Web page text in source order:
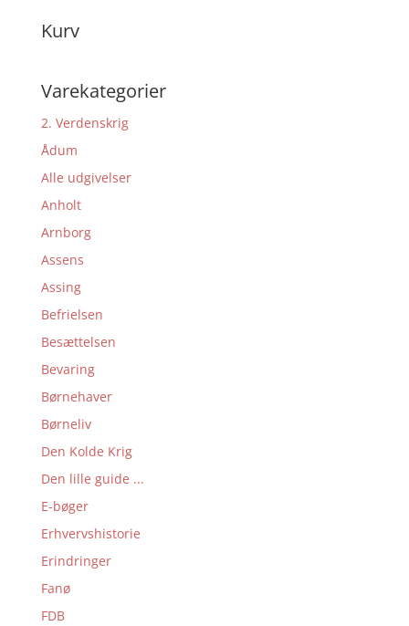
Kurv
Varekategorier
2. Verdenskrig
Ådum
Alle udgivelser
Anholt
Arnborg
Assens
Assing
Befrielsen
Besættelsen
Bevaring
Børnehaver
Børneliv
Den Kolde Krig
Den lille guide ...
E-bøger
Erhvervshistorie
Erindringer
Fanø
FDB